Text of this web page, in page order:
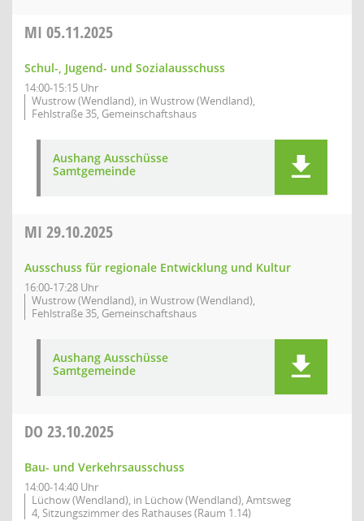
MI 05.11.2025
Schul-, Jugend- und Sozialausschuss
14:00-15:15 Uhr
Wustrow (Wendland), in Wustrow (Wendland),
Fehlstraße 35, Gemeinschaftshaus
Aushang Ausschüsse
Samtgemeinde
MI 29.10.2025
Ausschuss für regionale Entwicklung und Kultur
16:00-17:28 Uhr
Wustrow (Wendland), in Wustrow (Wendland),
Fehlstraße 35, Gemeinschaftshaus
Aushang Ausschüsse
Samtgemeinde
DO 23.10.2025
Bau- und Verkehrsausschuss
14:00-14:40 Uhr
Lüchow (Wendland), in Lüchow (Wendland), Amtsweg
4, Sitzungszimmer des Rathauses (Raum 1.14)